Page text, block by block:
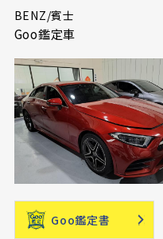
BENZ/賓士
Goo鑑定車
Goo鑑定書